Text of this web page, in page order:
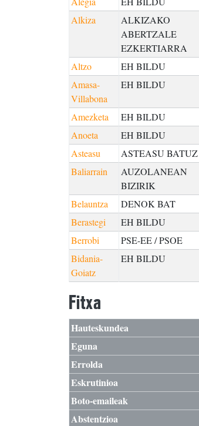
Alkiza
ALKIZAKO
ABERTZALE
EZKERTIARRA
Altzo
EH BILDU
Amasa-
Villabona
EH BILDU
Amezketa
EH BILDU
Anoeta
EH BILDU
Asteasu
ASTEASU BATUZ
Baliarrain
AUZOLANEAN
BIZIRIK
Belauntza
DENOK BAT
Berastegi
EH BILDU
Berrobi
PSE-EE / PSOE
Bidania-
Goiatz
EH BILDU
Fitxa
Hauteskundea
Eguna
Errolda
Eskrutinioa
Boto-emaileak
Abstentzioa